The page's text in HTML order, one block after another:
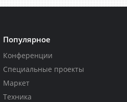
Популярное
Конференции
Специальные проекты
Маркет
Техника